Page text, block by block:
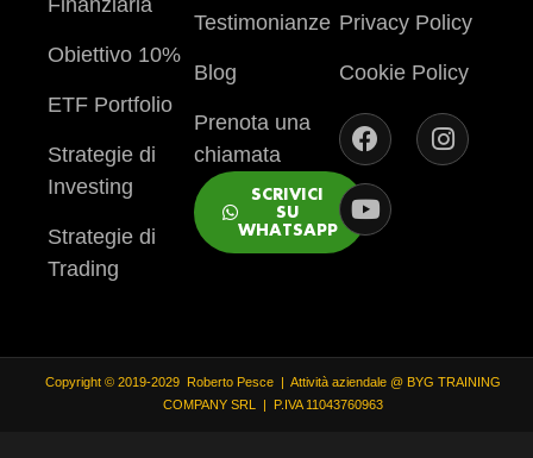
Obiettivo 10%
ETF Portfolio
Strategie di
Investing
Strategie di
Trading
Testimonianze
Blog
Prenota una
chiamata
SCRIVICI
SU
WHATSAPP
Privacy Policy
Cookie Policy
Copyright © 2019-2029 Roberto Pesce | Attività aziendale @ BYG TRAINING
COMPANY SRL | P.IVA 11043760963